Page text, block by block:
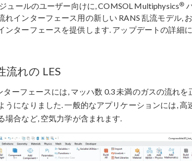
ュールのユーザー向けに, COMSOL Multiphysics®
れインターフェース用の新しい RANS 乱流モデル,
ンターフェースを提供します. アップデートの詳細
流れの LES
ターフェースには, マッハ数 0.3 未満のガスの流れ
うになりました. 一般的なアプリケーションには,
場合など, 空気力学が含まれます.